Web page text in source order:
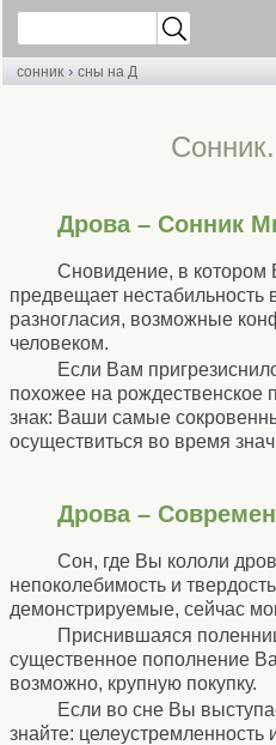
сонник › сны на Д
Дрова – Сонник
Сновидение, в котором
предвещает нестабильность
разногласия, возможные
человеком.
Если Вам
похожее на рождественское
знак: Ваши самые
осуществиться во время
Дрова –
Сон, где Вы кололи
непоколебимость и
демонстрируемые, сейчас
Приснившаяся
существенное пополнение
возможно, крупную покупку.
Если во сне Вы
знайте: целеустремленность